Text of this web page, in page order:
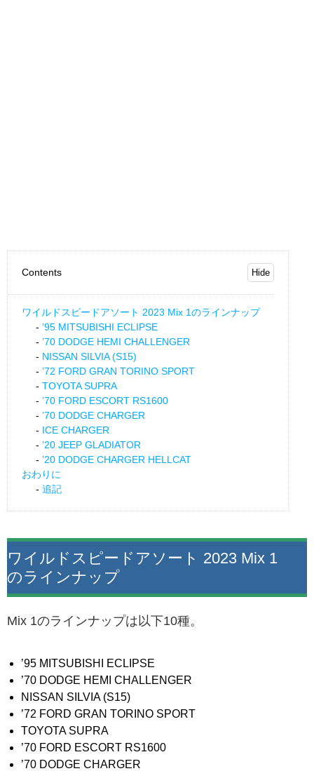
Contents
ワイルドスピードアソート 2023 Mix 1のラインナップ
’95 MITSUBISHI ECLIPSE
’70 DODGE HEMI CHALLENGER
NISSAN SILVIA (S15)
’72 FORD GRAN TORINO SPORT
TOYOTA SUPRA
’70 FORD ESCORT RS1600
’70 DODGE CHARGER
ICE CHARGER
’20 JEEP GLADIATOR
’20 DODGE CHARGER HELLCAT
おわりに
追記
ワイルドスピードアソート 2023 Mix 1
のラインナップ
Mix 1のラインナップは以下10種。
’95 MITSUBISHI ECLIPSE
’70 DODGE HEMI CHALLENGER
NISSAN SILVIA (S15)
’72 FORD GRAN TORINO SPORT
TOYOTA SUPRA
’70 FORD ESCORT RS1600
’70 DODGE CHARGER